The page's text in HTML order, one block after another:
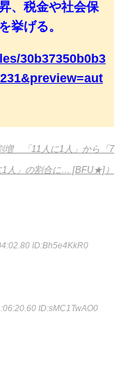
、税金や社会保
挙げる。
30b37350b0b3
増 「11人に1人」から「7
1人」の割合に… [BFU★]）
ID:Bh5e4KkR0
ID:sMC1TwAO0